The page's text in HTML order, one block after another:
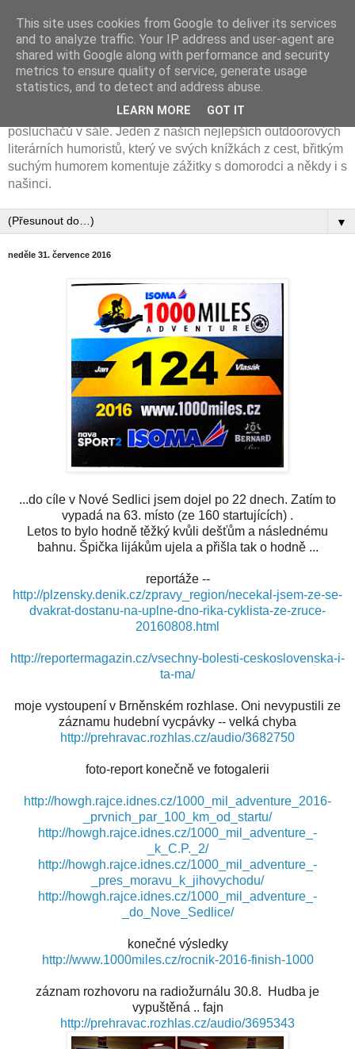
Cyklotremp Jan Vlasák
Horolozec, cyklotremp a spisovatel. Na svém kole
procestoval 50 zemí světa. Výborný vypravěč, jehož
cestovatelská diashow poznáte podle salev smíchu
posluchačů v sále. Jeden z našich nejlepších outdoorových
literárních humoristů, který ve svých knížkách z cest, břitkým
suchým humorem komentuje zážitky s domorodci a někdy i s
našinci.
▼
neděle 31. července 2016
...do cíle v Nové Sedlici jsem dojel po 22 dnech. Zatím to
vypadá na 63. místo (ze 160 startujících) .
Letos to bylo hodně těžký kvůli dešťům a následnému
bahnu. Špička lijákům ujela a přišla tak o hodně ...
reportáže --
http://plzensky.denik.cz/zpravy_region/necekal-jsem-ze-se-
dvakrat-dostanu-na-uplne-dno-rika-cyklista-ze-zruce-
20160808.html
http://reportermagazin.cz/vsechny-bolesti-ceskoslovenska-i-
ta-ma/
moje vystoupení v Brněnském rozhlase. Oni nevypustili ze
záznamu hudební vycpávky -- velká chyba
http://prehravac.rozhlas.cz/audio/3682750
foto-report konečně ve fotogalerii
http://howgh.rajce.idnes.cz/1000_mil_adventure_2016-
_prvnich_par_100_km_od_startu/
http://howgh.rajce.idnes.cz/1000_mil_adventure_-
_k_C.P._2/
http://howgh.rajce.idnes.cz/1000_mil_adventure_-
_pres_moravu_k_jihovychodu/
http://howgh.rajce.idnes.cz/1000_mil_adventure_-
_do_Nove_Sedlice/
konečné výsledky
http://www.1000miles.cz/rocnik-2016-finish-1000
záznam rozhovoru na radiožurnálu 30.8. Hudba je
vypuštěná .. fajn
http://prehravac.rozhlas.cz/audio/3695343
This site uses cookies from Google to deliver its services
and to analyze traffic. Your IP address and user-agent are
shared with Google along with performance and security
metrics to ensure quality of service, generate usage
statistics, and to detect and address abuse.
LEARN MORE GOT IT